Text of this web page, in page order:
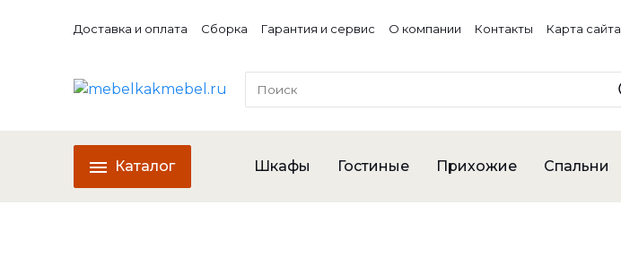
Доставка и оплата Сборка Гарантия и сервис О компании Контакты Карта сайта
Каталог Шкафы Гостиные Прихожие Спальни